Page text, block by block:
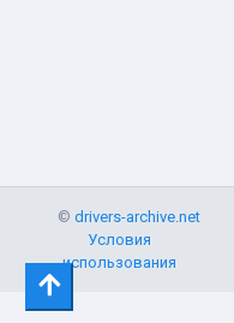
©drivers-archive.net
Условия
использования